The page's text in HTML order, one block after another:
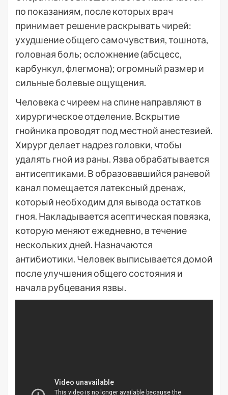
по показаниям, после которых врач
принимает решение раскрывать чирей:
ухудшение общего самочувствия, тошнота,
головная боль; осложнение (абсцесс,
карбункул, флегмона); огромный размер и
сильные болевые ощущения.
Человека с чиреем на спине направляют в
хирургическое отделение. Вскрытие
гнойника проводят под местной анестезией.
Хирург делает надрез головки, чтобы
удалять гной из раны. Язва обрабатывается
антисептиками. В образовавшийся раневой
канал помещается латексный дренаж,
который необходим для вывода остатков
гноя. Накладывается асептическая повязка,
которую меняют ежедневно, в течение
нескольких дней. Назначаются
антибиотики. Человек выписывается домой
после улучшения общего состояния и
начала рубцевания язвы.